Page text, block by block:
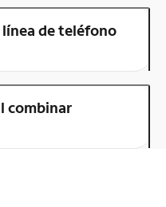
línea de teléfono
combinar